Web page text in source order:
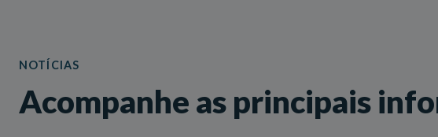
NOTÍCIAS
Acompanhe as principais